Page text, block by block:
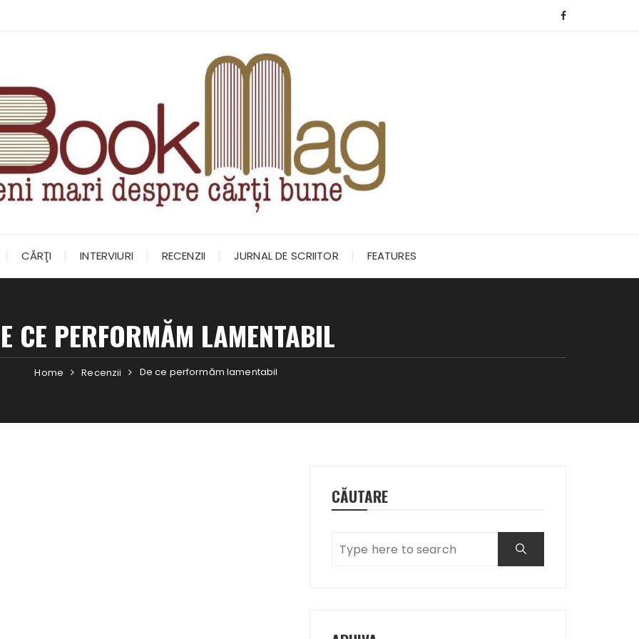
CĂRŢI INTERVIURI RECENZII JURNAL DE SCRIITOR FEATURES
CE PERFORMĂM LAMENTABIL
Home Recenzii De ce performăm lamentabil
CĂUTARE